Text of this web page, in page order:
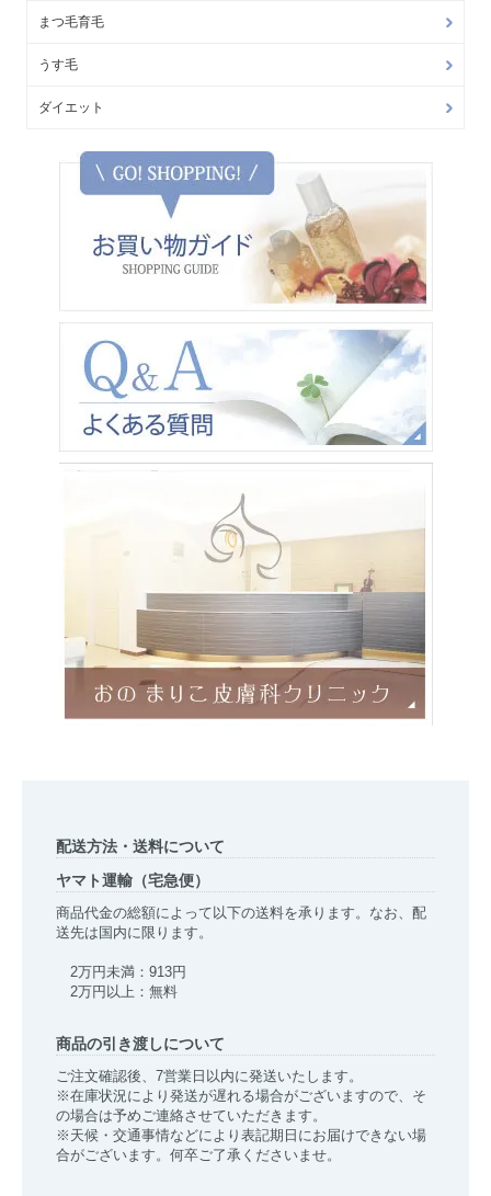
まつ毛育毛
うす毛
ダイエット
配送方法・送料について
ヤマト運輸（宅急便）
商品代金の総額によって以下の送料を承ります。なお、配
送先は国内に限ります。
2万円未満：913円
2万円以上：無料
商品の引き渡しについて
ご注文確認後、7営業日以内に発送いたします。
※在庫状況により発送が遅れる場合がございますので、そ
の場合は予めご連絡させていただきます。
※天候・交通事情などにより表記期日にお届けできない場
合がございます。何卒ご了承くださいませ。